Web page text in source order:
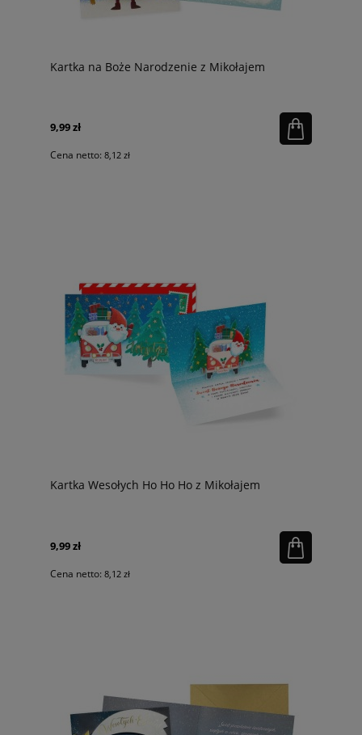
Kartka na Boże Narodzenie z Mikołajem
9,99 zł
Cena netto: 8,12 zł
Kartka Wesołych Ho Ho Ho z Mikołajem
9,99 zł
Cena netto: 8,12 zł